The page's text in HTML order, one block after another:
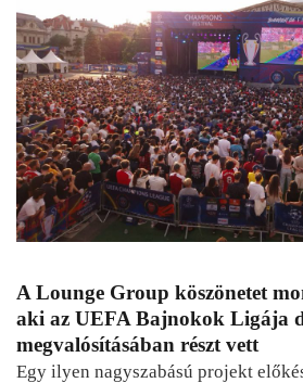
A Lounge Group köszönetet
aki az UEFA Bajnokok Ligája
megvalósításában részt vett
Egy ilyen nagyszabású projekt